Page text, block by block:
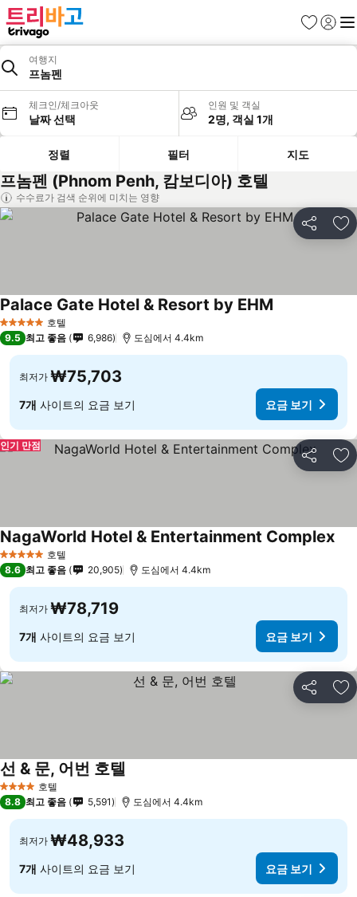
즐겨찾기
로그인
메
여행지
프놈펜
체크인/체크아웃
날짜 선택
인원 및 객실
2명, 객실 1개
정렬 필터 지도
프놈펜 (Phnom Penh, 캄보디아) 호텔
수수료가 검색 순위에 미치는 영향
공유 즐
5 성급 호텔
Palace Gate Hotel & Resort by EHM
9.5 최고 좋음 6,986 도심에서 4.4km
최저가 ₩75,703
7개 사이트의 요금 보기 요금 보기
공유 즐
인기 만점
5 성급 호텔
NagaWorld Hotel & Entertainment Complex
8.6 최고 좋음 20,905 도심에서 4.4km
최저가 ₩78,719
7개 사이트의 요금 보기 요금 보기
공유 즐
4 성급 호텔
선 & 문, 어번 호텔
8.8 최고 좋음 5,591 도심에서 4.4km
최저가 ₩48,933
7개 사이트의 요금 보기 요금 보기